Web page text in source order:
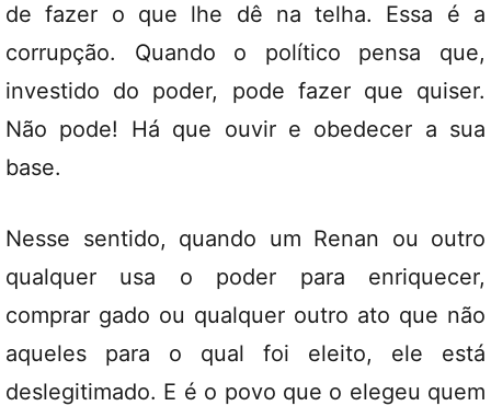
de fazer o que lhe dê na telha. Essa é a
corrupção. Quando o político pensa que,
investido do poder, pode fazer que quiser.
Não pode! Há que ouvir e obedecer a sua
base.
Nesse sentido, quando um Renan ou outro
qualquer usa o poder para enriquecer,
comprar gado ou qualquer outro ato que não
aqueles para o qual foi eleito, ele está
deslegitimado. E é o povo que o elegeu quem